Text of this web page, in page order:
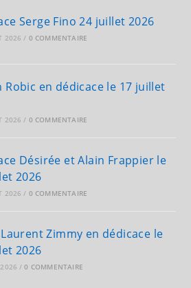
Serge Fino 24 juillet 2026
2026 / 0 COMMENTAIRE
Robic en dédicace le 17 juillet
2026 / 0 COMMENTAIRE
Désirée et Alain Frappier le
2026
2026 / 0 COMMENTAIRE
Zimmy en dédicace le
2026
/ 0 COMMENTAIRE